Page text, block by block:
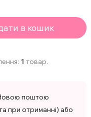
в кошик
1 товар.
поштою
при отриманні) або